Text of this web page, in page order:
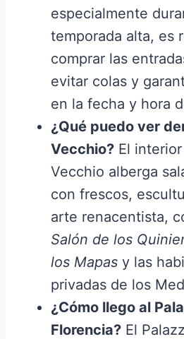
especialmente
temporada alta, es
comprar las
evitar colas y
en la fecha y hora
¿Qué puedo ver
Vecchio? El
Vecchio alberga
con frescos,
arte renacentista,
Salón de los
los Mapas y las
privadas de los
¿Cómo llego al
Florencia? El